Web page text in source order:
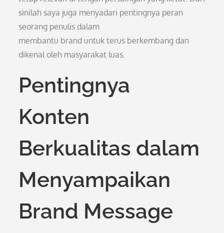
sinilah saya juga menyadari pentingnya peran
seorang penulis dalam
membantu brand untuk terus berkembang dan
dikenal oleh masyarakat luas.
Pentingnya
Konten
Berkualitas dalam
Menyampaikan
Brand Message